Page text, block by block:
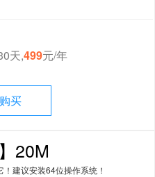
天,499元/年
买
20M
建议安装64位操作系统！